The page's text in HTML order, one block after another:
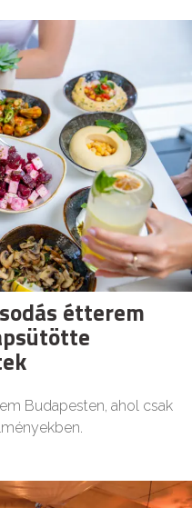
étterem
Budapesten, ahol csak